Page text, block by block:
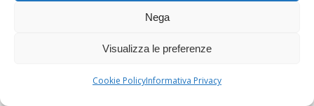
Nega
Visualizza le preferenze
Cookie PolicyInformativa Privacy